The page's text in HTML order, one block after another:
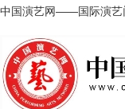
中国演艺网——国际演艺